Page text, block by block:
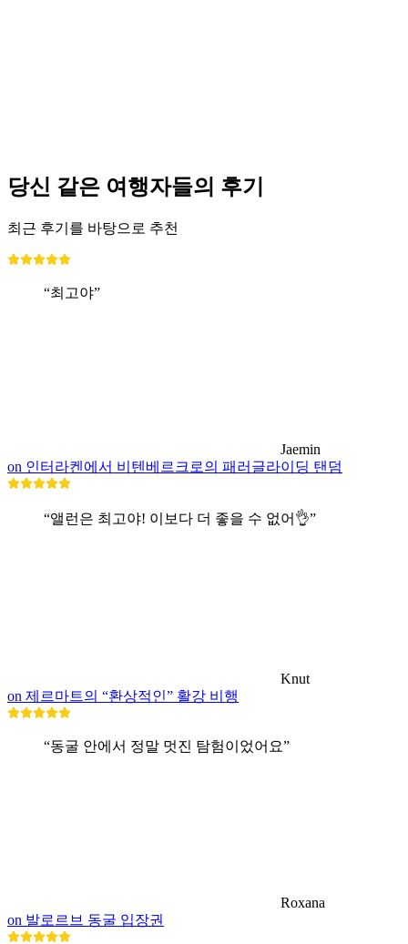
당신 같은 여행자들의 후기
최근 후기를 바탕으로 추천
“최고야”
Jaemin
on 인터라켄에서 비텐베르크로의 패러글라이딩 탠덤
“앨런은 최고야! 이보다 더 좋을 수 없어👌”
Knut
on 제르마트의 “환상적인” 활강 비행
“동굴 안에서 정말 멋진 탐험이었어요”
Roxana
on 발로르브 동굴 입장권